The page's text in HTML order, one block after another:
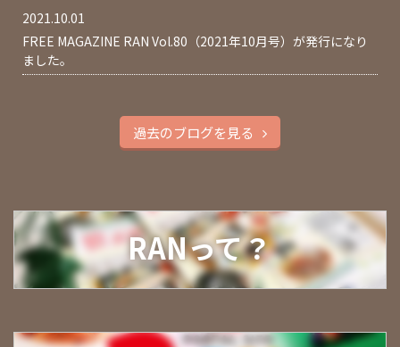
2021.10.01
FREE MAGAZINE RAN Vol.80（2021年10月号）が発行になり
ました。
過去のブログを見る
RANって？